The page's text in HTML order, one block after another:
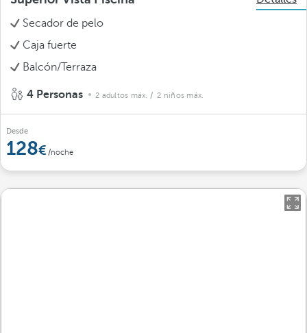
Secador de pelo
Caja fuerte
Balcón/Terraza
4 Personas 2 adultos máx. / 2 niños máx.
Desde
128 /noche